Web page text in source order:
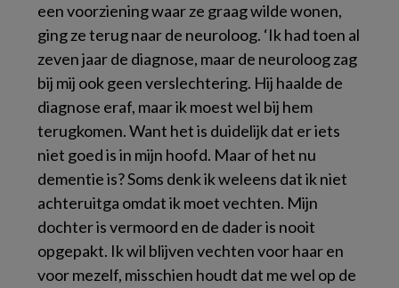
een voorziening waar ze graag wilde wonen,
ging ze terug naar de neuroloog. ‘Ik had toen al
zeven jaar de diagnose, maar de neuroloog zag
bij mij ook geen verslechtering. Hij haalde de
diagnose eraf, maar ik moest wel bij hem
terugkomen. Want het is duidelijk dat er iets
niet goed is in mijn hoofd. Maar of het nu
dementie is? Soms denk ik weleens dat ik niet
achteruitga omdat ik moet vechten. Mijn
dochter is vermoord en de dader is nooit
opgepakt. Ik wil blijven vechten voor haar en
voor mezelf, misschien houdt dat me wel op de